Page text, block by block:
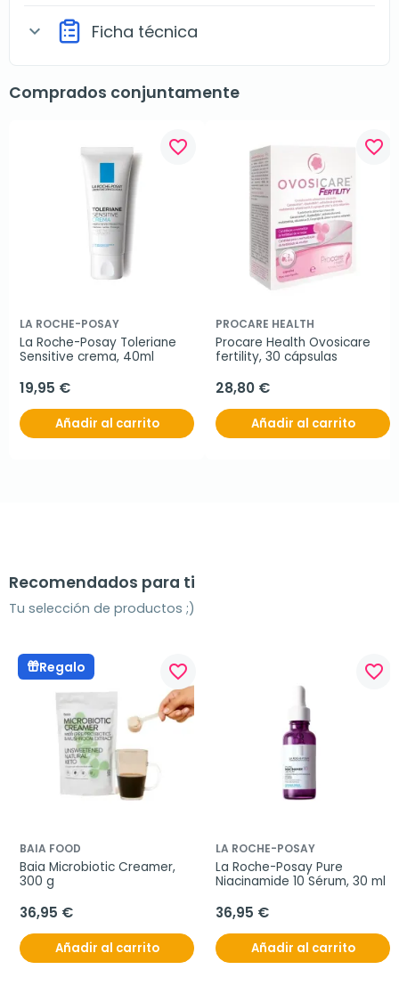
expand_more Ficha técnica
Comprados conjuntamente
favorite_border
LA ROCHE-POSAY
La Roche-Posay Toleriane
Sensitive crema, 40ml
19,95 €
Añadir al carrito
favorite_border
PROCARE HEALTH
Procare Health Ovosicare
fertility, 30 cápsulas
28,80 €
Añadir al carrito
Recomendados para ti
Tu selección de productos ;)
Regalo favorite_border
BAIA FOOD
Baia Microbiotic Creamer,
300 g
36,95 €
Añadir al carrito
favorite_border
LA ROCHE-POSAY
La Roche-Posay Pure
Niacinamide 10 Sérum, 30 ml
36,95 €
Añadir al carrito